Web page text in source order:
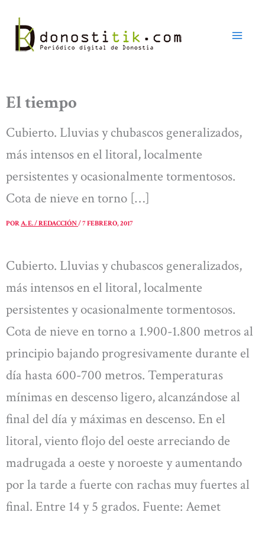
contenido
El tiempo
Cubierto. Lluvias y chubascos generalizados,
más intensos en el litoral, localmente
persistentes y ocasionalmente tormentosos.
Cota de nieve en torno […]
PORA. E. / REDACCIÓN/7 FEBRERO, 2017
Cubierto. Lluvias y chubascos generalizados,
más intensos en el litoral, localmente
persistentes y ocasionalmente tormentosos.
Cota de nieve en torno a 1.900-1.800 metros al
principio bajando progresivamente durante el
día hasta 600-700 metros. Temperaturas
mínimas en descenso ligero, alcanzándose al
final del día y máximas en descenso. En el
litoral, viento flojo del oeste arreciando de
madrugada a oeste y noroeste y aumentando
por la tarde a fuerte con rachas muy fuertes al
final. Entre 14 y 5 grados. Fuente: Aemet